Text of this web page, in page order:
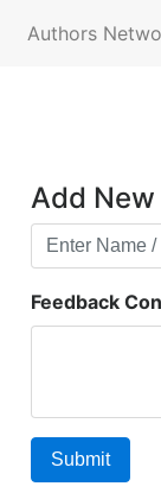
Authors
Add
Feedback
Submit